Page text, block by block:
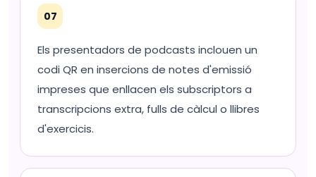
07
Els presentadors de podcasts inclouen un
codi QR en insercions de notes d'emissió
impreses que enllacen els subscriptors a
transcripcions extra, fulls de càlcul o llibres
d'exercicis.